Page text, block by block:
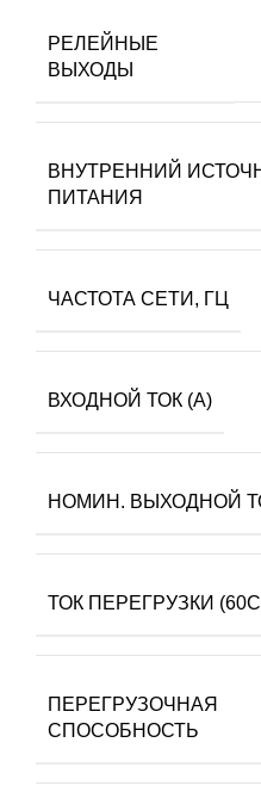
РЕЛЕЙНЫЕ
ВЫХОДЫ
ВНУТРЕННИЙ
ПИТАНИЯ
ЧАСТОТА СЕТИ, ГЦ
ВХОДНОЙ ТОК (А)
НОМИН. ВЫХОДНОЙ
ТОК ПЕРЕГРУЗКИ
ПЕРЕГРУЗОЧНАЯ
СПОСОБНОСТЬ